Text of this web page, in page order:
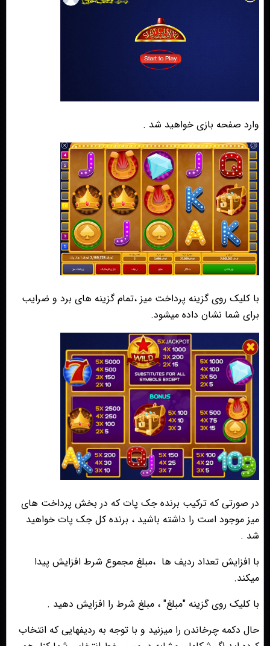
وارد صفحه بازی خواهید شد .
با کلیک روی گزینه پرداخت میز ،تمام گزینه های برد و ضرایب
برای شما نشان داده میشود.
در صورتی که ترکیب برنده جک پات که در بخش پرداخت های
میز موجود است را داشته باشید ، برنده کل جک پات خواهید
شد .
با افزایش تعداد ردیف ها ،مبلغ مجموع شرط افزایش پیدا
میکند.
با کلیک روی گزینه "مبلغ" ، مبلغ شرط را افزایش دهید .
حال دکمه چرخاندن را میزنید و با توجه به ردیفهایی که انتخاب